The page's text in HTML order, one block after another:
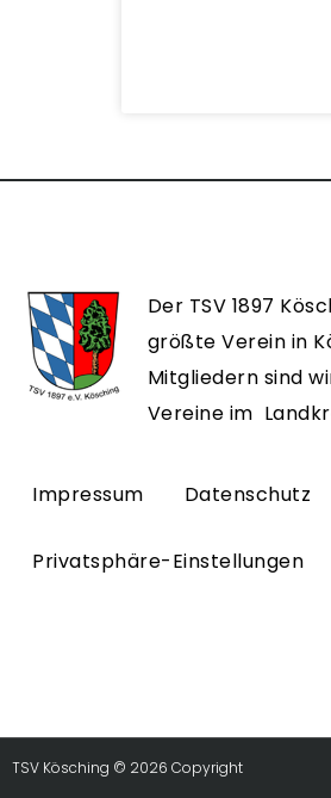
Der TSV 1897
größte Verein in
Mitgliedern sind
Vereine im
Impressum Datenschutz
Privatsphäre-Einstellungen
TSV Kösching © 2026 Copyright